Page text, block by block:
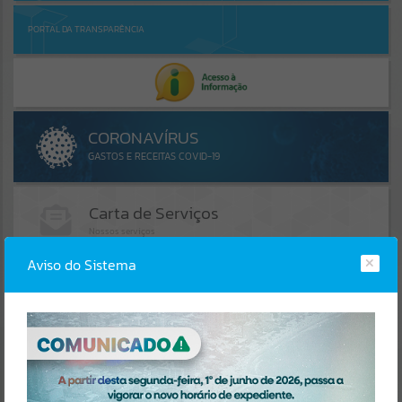
PORTAL DA TRANSPARÊNCIA
AGENDA
LINKS ÚTEIS
Aviso do Sistema